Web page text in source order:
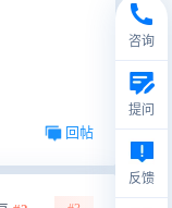
回帖
咨询
提问
反馈